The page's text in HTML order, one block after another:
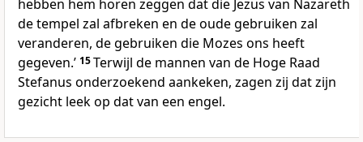
hebben hem horen zeggen dat die Jezus van Nazareth
de tempel zal afbreken en de oude gebruiken zal
veranderen, de gebruiken die Mozes ons heeft
gegeven.’ 15Terwijl de mannen van de Hoge Raad
Stefanus onderzoekend aankeken, zagen zij dat zijn
gezicht leek op dat van een engel.